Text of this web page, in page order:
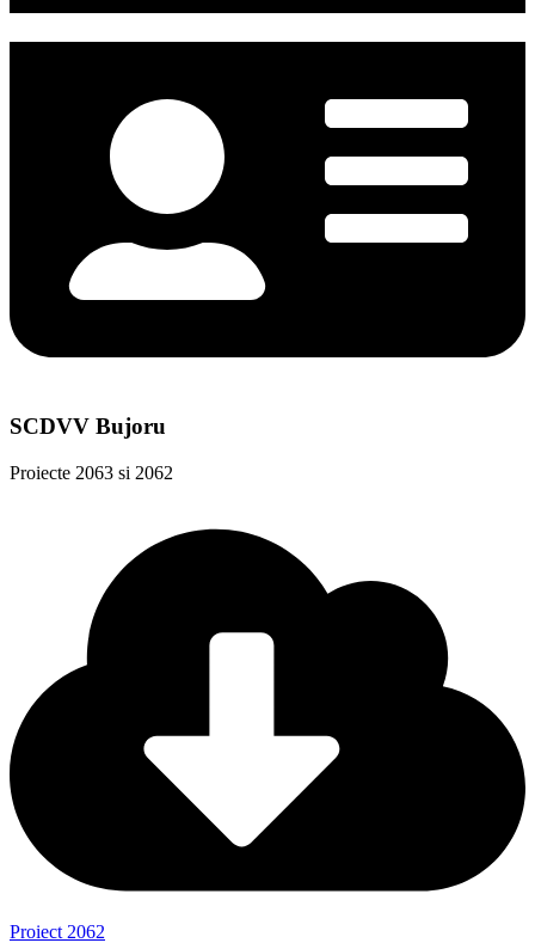
SCDVV Bujoru
Proiecte 2063 si 2062
Proiect 2062